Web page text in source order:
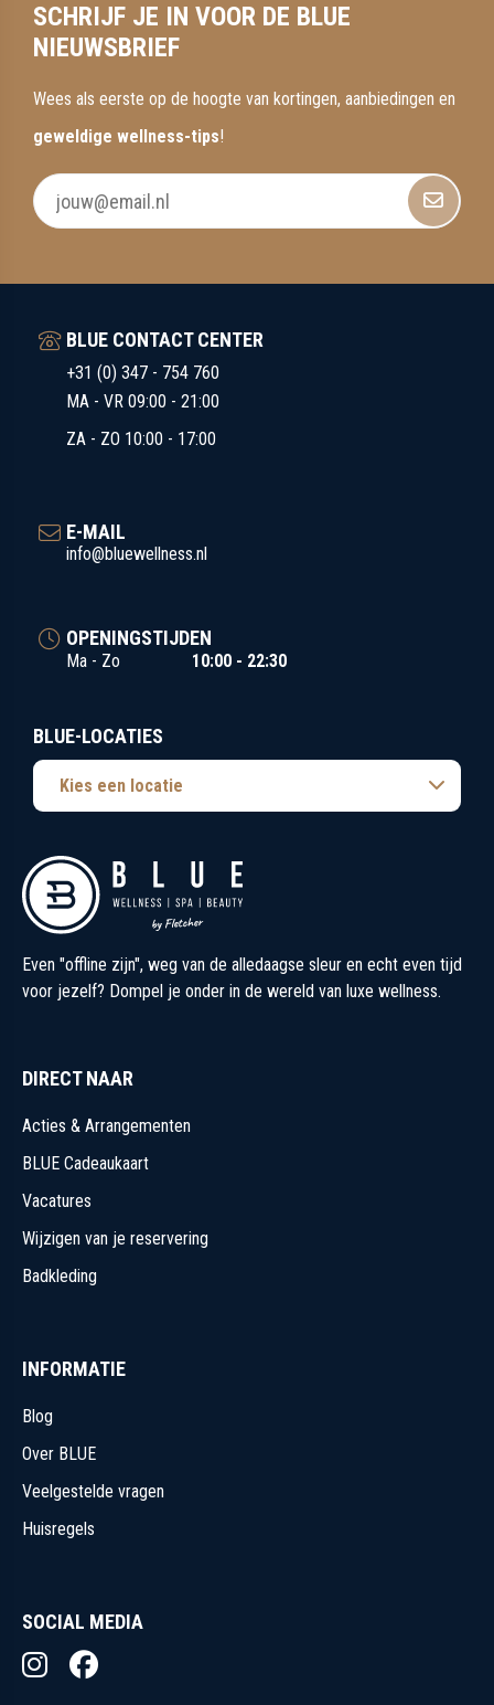
SCHRIJF JE IN VOOR DE BLUE
NIEUWSBRIEF
Wees als eerste op de hoogte van kortingen, aanbiedingen en
geweldige wellness-tips!
BLUE CONTACT CENTER
+31 (0) 347 - 754 760
MA - VR 09:00 - 21:00
ZA - ZO 10:00 - 17:00
E-MAIL
info@bluewellness.nl
OPENINGSTIJDEN
Ma - Zo 10:00 - 22:30
BLUE-LOCATIES
Kies een locatie
Even "offline zijn", weg van de alledaagse sleur en echt even tijd
voor jezelf? Dompel je onder in de wereld van luxe wellness.
DIRECT NAAR
Acties & Arrangementen
BLUE Cadeaukaart
Vacatures
Wijzigen van je reservering
Badkleding
INFORMATIE
Blog
Over BLUE
Veelgestelde vragen
Huisregels
SOCIAL MEDIA